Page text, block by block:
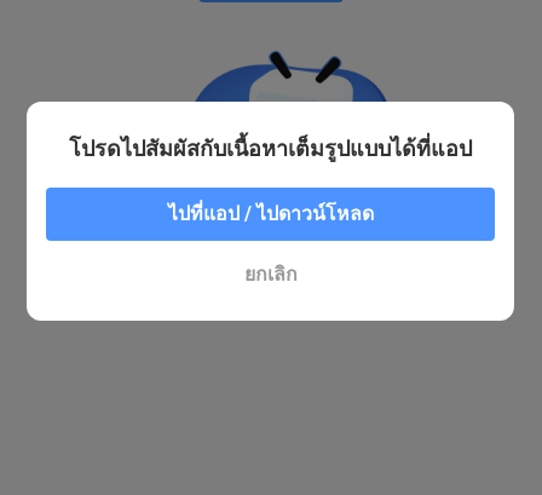
โปรดไปสัมผัสกับเนื้อหาเต็มรูปแบบได้ที่แอป
ไปที่แอป / ไปดาวน์โหลด
ยกเลิก